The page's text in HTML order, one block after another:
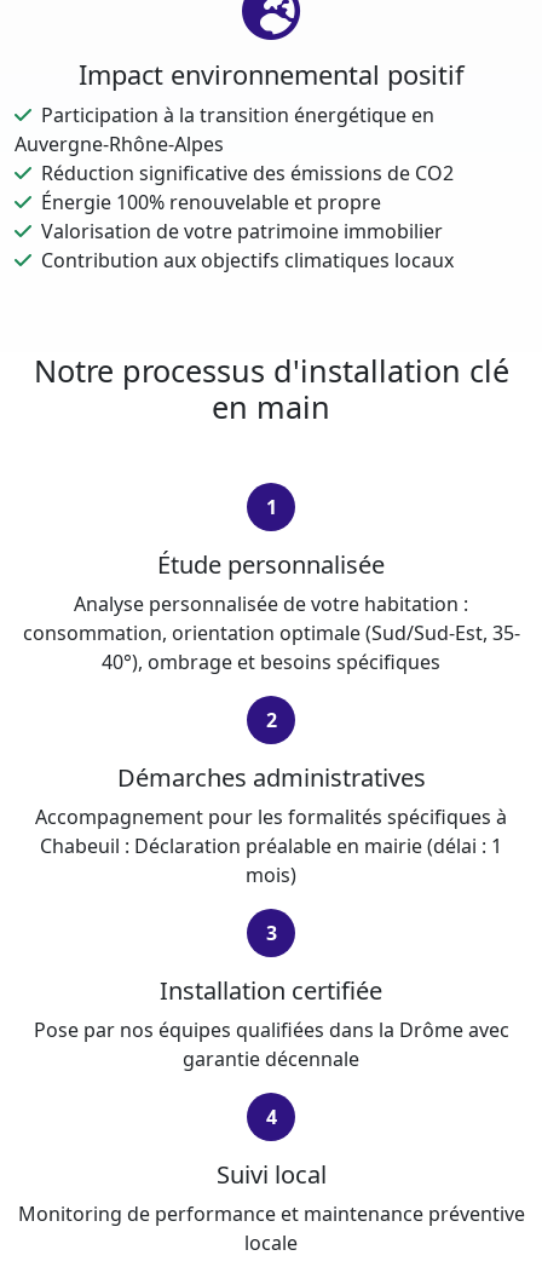
Impact environnemental positif
Participation à la transition énergétique en
Auvergne-Rhône-Alpes
Réduction significative des émissions de CO2
Énergie 100% renouvelable et propre
Valorisation de votre patrimoine immobilier
Contribution aux objectifs climatiques locaux
Notre processus d'installation clé
en main
1
Étude personnalisée
Analyse personnalisée de votre habitation :
consommation, orientation optimale (Sud/Sud-Est, 35-
40°), ombrage et besoins spécifiques
2
Démarches administratives
Accompagnement pour les formalités spécifiques à
Chabeuil : Déclaration préalable en mairie (délai : 1
mois)
3
Installation certifiée
Pose par nos équipes qualifiées dans la Drôme avec
garantie décennale
4
Suivi local
Monitoring de performance et maintenance préventive
locale